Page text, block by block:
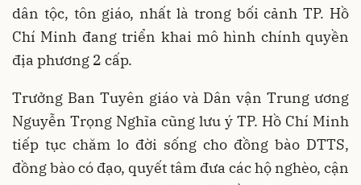
dân tộc, tôn giáo, nhất là trong bối cảnh TP. Hồ
Chí Minh đang triển khai mô hình chính quyền
địa phương 2 cấp.
Trưởng Ban Tuyên giáo và Dân vận Trung ương
Nguyễn Trọng Nghĩa cũng lưu ý TP. Hồ Chí Minh
tiếp tục chăm lo đời sống cho đồng bào DTTS,
đồng bào có đạo, quyết tâm đưa các hộ nghèo, cận